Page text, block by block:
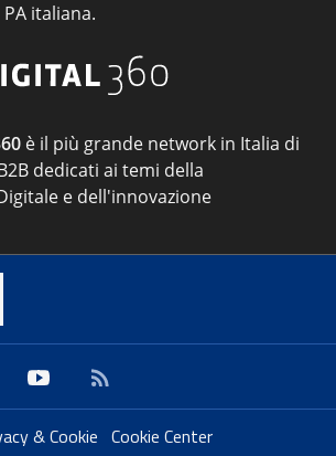
italiana.
è il più grande network in Italia di
dedicati ai temi della
e dell'innovazione
& Cookie Cookie Center